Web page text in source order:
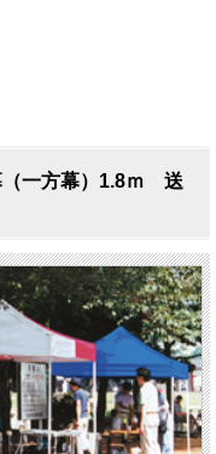
一方幕）1.8ｍ 送